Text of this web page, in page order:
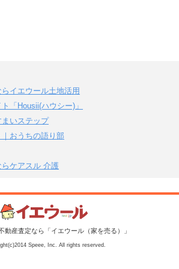
イエウール土地活用
「Housii(ハウシー)」
いステップ
おうちの語り部
ケアスル 介護
動産査定なら「イエウール（家を売る）」
Speee, Inc. All rights reserved.